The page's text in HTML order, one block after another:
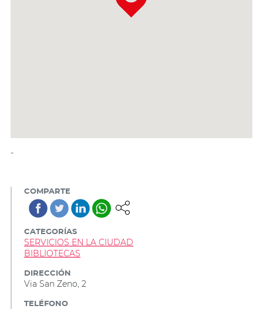
-
COMPARTE
CATEGORÍAS
SERVICIOS EN LA CIUDAD
BIBLIOTECAS
DIRECCIÓN
Via San Zeno, 2
TELÉFONO